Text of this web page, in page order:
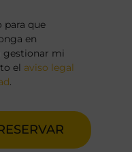
que
en
gestionar mi
el aviso legal
.